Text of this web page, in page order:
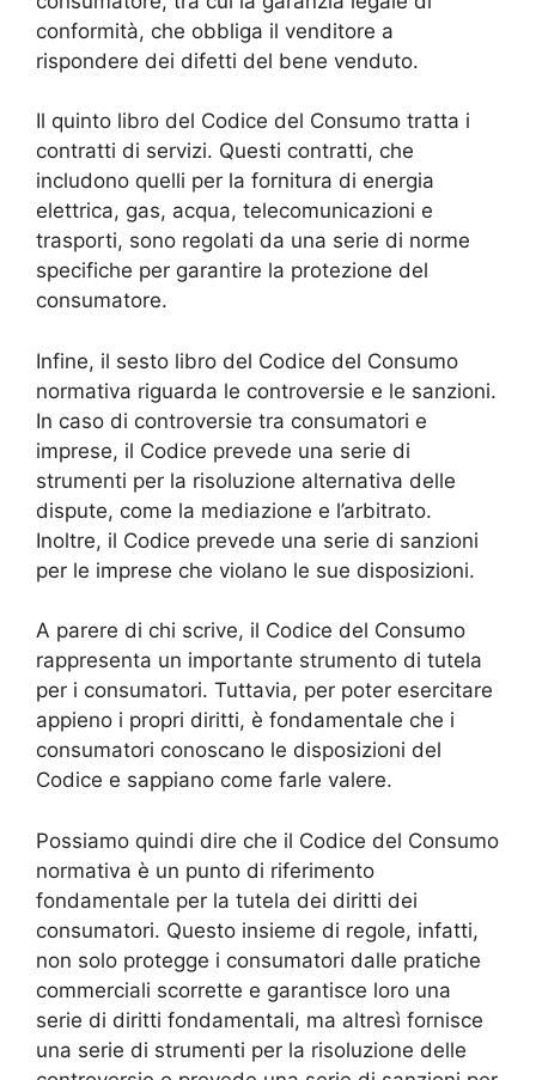
conformità, che obbliga il venditore a
rispondere dei difetti del bene venduto.
Il quinto libro del Codice del Consumo tratta i
contratti di servizi. Questi contratti, che
includono quelli per la fornitura di energia
elettrica, gas, acqua, telecomunicazioni e
trasporti, sono regolati da una serie di norme
specifiche per garantire la protezione del
consumatore.
Infine, il sesto libro del Codice del Consumo
normativa riguarda le controversie e le sanzioni.
In caso di controversie tra consumatori e
imprese, il Codice prevede una serie di
strumenti per la risoluzione alternativa delle
dispute, come la mediazione e l’arbitrato.
Inoltre, il Codice prevede una serie di sanzioni
per le imprese che violano le sue disposizioni.
A parere di chi scrive, il Codice del Consumo
rappresenta un importante strumento di tutela
per i consumatori. Tuttavia, per poter esercitare
appieno i propri diritti, è fondamentale che i
consumatori conoscano le disposizioni del
Codice e sappiano come farle valere.
Possiamo quindi dire che il Codice del Consumo
normativa è un punto di riferimento
fondamentale per la tutela dei diritti dei
consumatori. Questo insieme di regole, infatti,
non solo protegge i consumatori dalle pratiche
commerciali scorrette e garantisce loro una
serie di diritti fondamentali, ma altresì fornisce
una serie di strumenti per la risoluzione delle